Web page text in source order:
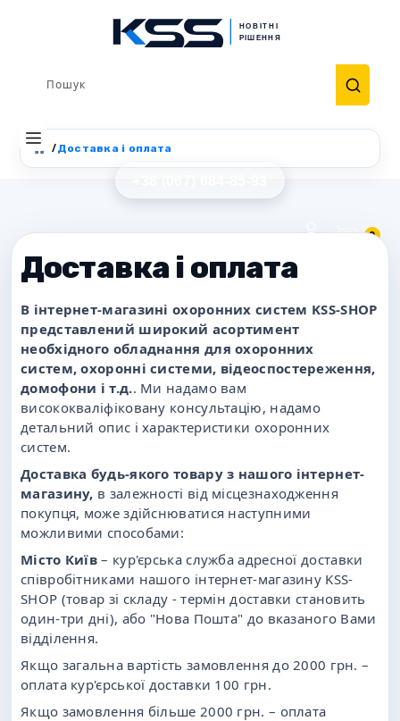
0
Доставка і оплата
Доставка і оплата
В інтернет-магазині охоронних систем KSS-SHOP
представлений широкий асортимент
необхідного обладнання для охоронних
систем, охоронні системи, відеоспостереження,
домофони і т.д.. Ми надамо вам
висококваліфіковану консультацію, надамо
детальний опис і характеристики охоронних
систем.
Доставка будь-якого товару з нашого інтернет-
магазину, в залежності від місцезнаходження
покупця, може здійснюватися наступними
можливими способами:
Місто Київ – кур'єрська служба адресної доставки
співробітниками нашого інтернет-магазину KSS-
SHOP (товар зі складу - термін доставки становить
один-три дні), або "Нова Пошта" до вказаного Вами
відділення.
Якщо загальна вартість замовлення до 2000 грн. –
оплата кур'єрської доставки 100 грн.
Якщо замовлення більше 2000 грн. – оплата